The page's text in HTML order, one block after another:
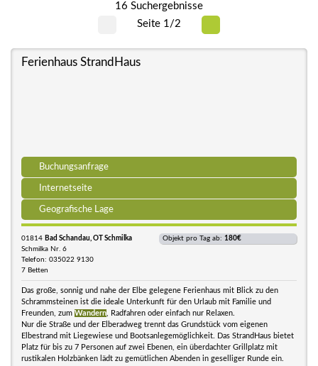
16 Suchergebnisse
Seite 1/2
Ferienhaus StrandHaus
Buchungsanfrage
Internetseite
Geografische Lage
01814 Bad Schandau, OT Schmilka
Schmilka Nr. 6
Telefon: 035022 9130
7 Betten
Objekt pro Tag ab: 180€
Das große, sonnig und nahe der Elbe gelegene Ferienhaus mit Blick zu den
Schrammsteinen ist die ideale Unterkunft für den Urlaub mit Familie und
Freunden, zum Wandern , Radfahren oder einfach nur Relaxen.
Nur die Straße und der Elberadweg trennt das Grundstück vom eigenen
Elbestrand mit Liegewiese und Bootsanlegemöglichkeit. Das StrandHaus bietet
Platz für bis zu 7 Personen auf zwei Ebenen, ein überdachter Grillplatz mit
rustikalen Holzbänken lädt zu gemütlichen Abenden in geselliger Runde ein.